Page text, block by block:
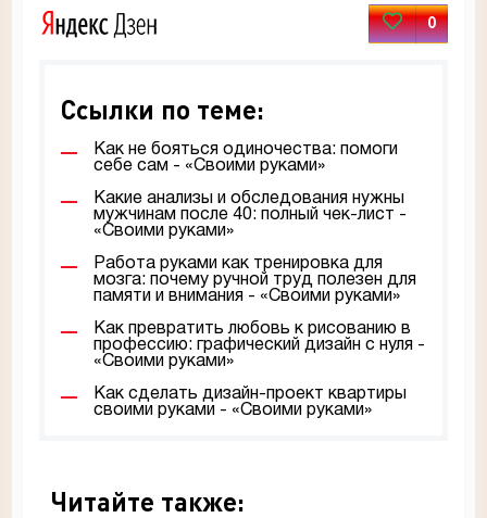
0
Ссылки по теме:
Как не бояться одиночества: помоги
себе сам - «Своими руками»
Какие анализы и обследования нужны
мужчинам после 40: полный чек-лист -
«Своими руками»
Работа руками как тренировка для
мозга: почему ручной труд полезен для
памяти и внимания - «Своими руками»
Как превратить любовь к рисованию в
профессию: графический дизайн с нуля -
«Своими руками»
Как сделать дизайн-проект квартиры
своими руками - «Своими руками»
Читайте также: